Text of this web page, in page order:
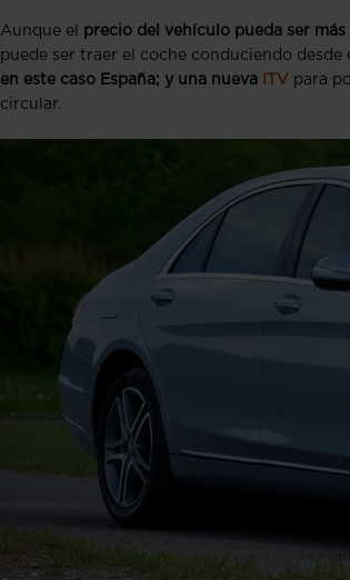
Aunque el precio del vehículo pueda ser
puede ser traer el coche conduciendo
en este caso España; y una nueva
ITV para
circular.